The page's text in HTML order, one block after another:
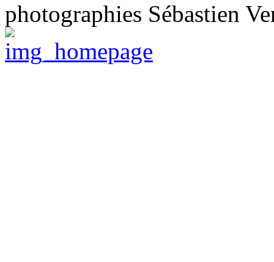
photographies Sébastien